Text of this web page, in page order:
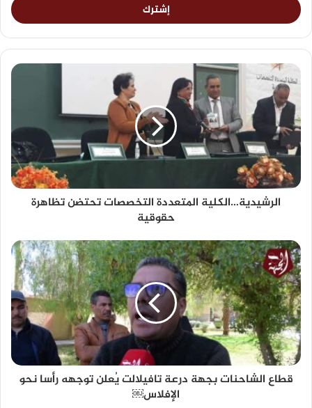
الرشيدية…الكلية المتعددة التخصصات تحتضن تظاهرة
حقوقية
قطاع الشاحنات بجهة درعة تافيلالت يُعلن توجهه رأسا نحو
الإفلاس￼